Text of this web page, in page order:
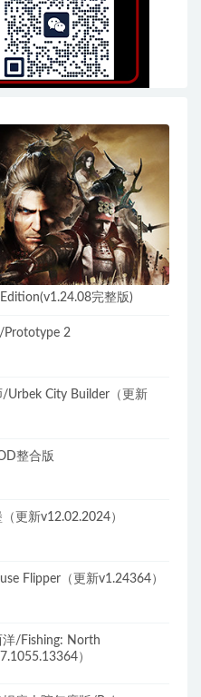
完整版)
Prototype 2
Urbek City Builder（更新
整合版
更新v12.02.2024）
Flipper（更新v1.24364）
/Fishing: North
）